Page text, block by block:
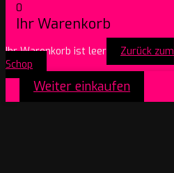
0
Ihr Warenkorb
Ihr Warenkorb ist leer
Zurück zum
Schop
Weiter einkaufen